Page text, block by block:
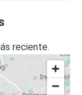
reciente.